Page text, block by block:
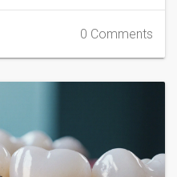
0 Comments